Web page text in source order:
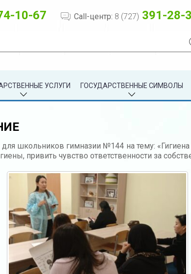
10-67 Call-центр: 8 (727) 391-28-
УСЛУГИ ГОСУДАРСТВЕННЫЕ СИМВОЛЫ
школьников гимназии №144 на тему: «Гигиена
привить чувство ответственности за